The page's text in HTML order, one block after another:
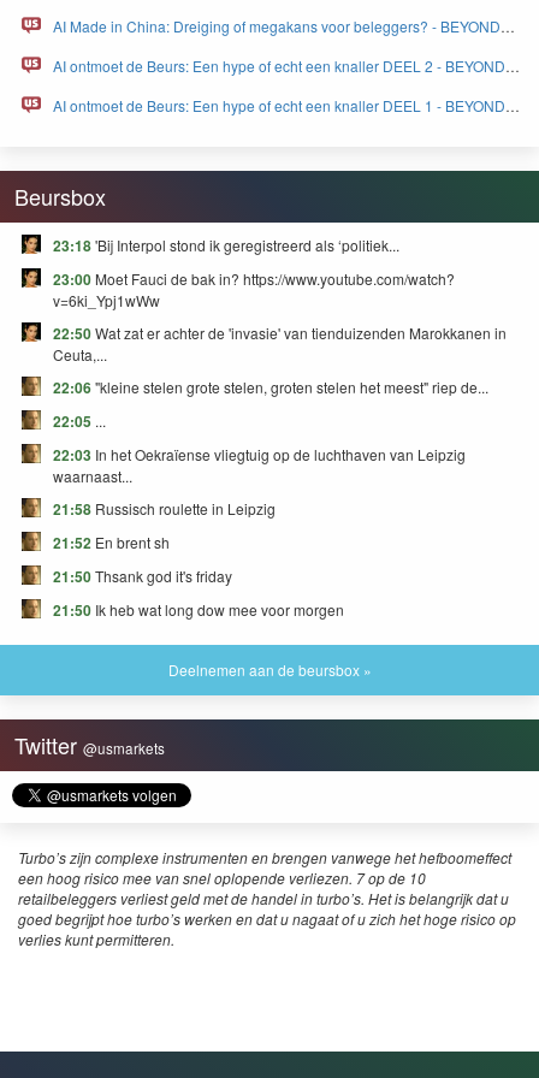
AI Made in China: Dreiging of megakans voor beleggers? - BEYOND
AI ontmoet de Beurs: Een hype of echt een knaller DEEL 2 - BEYOND
AI ontmoet de Beurs: Een hype of echt een knaller DEEL 1 - BEYOND
Beursbox
23:18'Bij Interpol stond ik geregistreerd als ‘politiek...
23:00 Moet Fauci de bak in? https://www.youtube.com/watch?
v=6ki_Ypj1wWw
22:50Wat zat er achter de 'invasie' van tienduizenden Marokkanen in
Ceuta,...
22:06"kleine stelen grote stelen, groten stelen het meest" riep de...
22:05 ...
22:03 In het Oekraïense vliegtuig op de luchthaven van Leipzig
waarnaast...
21:58 Russisch roulette in Leipzig
21:52 En brent sh
21:50Thsank god it's friday
21:50 Ik heb wat long dow mee voor morgen
Deelnemen aan de beursbox »
Twitter @usmarkets
Turbo’s zijn complexe instrumenten en brengen vanwege het hefboomeffect
een hoog risico mee van snel oplopende verliezen. 7 op de 10
retailbeleggers verliest geld met de handel in turbo’s. Het is belangrijk dat u
goed begrijpt hoe turbo’s werken en dat u nagaat of u zich het hoge risico op
verlies kunt permitteren.